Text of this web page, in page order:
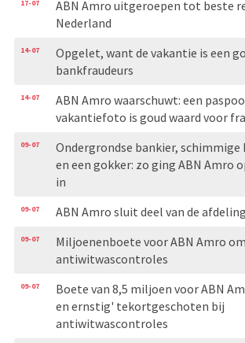
17-07
ABN Amro uitgeroepen tot beste
Nederland
14-07
Opgelet, want de vakantie is een
bankfraudeurs
14-07
ABN Amro waarschuwt: een
vakantiefoto is goud waard voor
09-07
Ondergrondse bankier, schimmige
en een gokker: zo ging ABN Amro
in
09-07 ABN Amro sluit deel van de
09-07
Miljoenenboete voor ABN Amro
antiwitwascontroles
09-07
Boete van 8,5 miljoen voor ABN
en ernstig' tekortgeschoten bij
antiwitwascontroles